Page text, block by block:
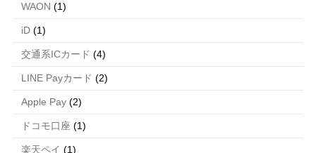
WAON (1)
iD(1)
交通系ICカード (4)
LINE Payカード (2)
Apple Pay(2)
ドコモ口座 (1)
楽天ペイ (1)